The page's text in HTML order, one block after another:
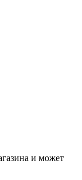
и может